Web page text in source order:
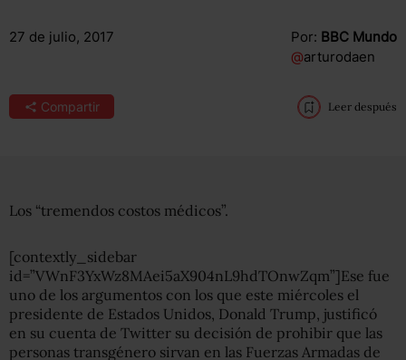
27 de julio, 2017 Por: BBC Mundo
@arturodaen
Compartir Leer después
Los “tremendos costos médicos”.
[contextly_sidebar
id=”VWnF3YxWz8MAei5aX904nL9hdTOnwZqm”]Ese fue
uno de los argumentos con los que este miércoles el
presidente de Estados Unidos, Donald Trump, justificó
en su cuenta de Twitter su decisión de prohibir que las
personas transgénero sirvan en las Fuerzas Armadas de